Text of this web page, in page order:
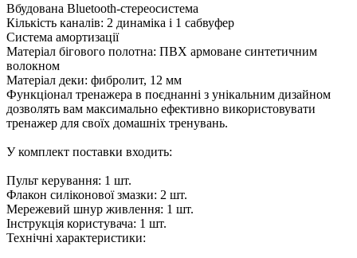
Вбудована Bluetooth-стереосистема
Кількість каналів: 2 динаміка і 1 сабвуфер
Система амортизації
Матеріал бігового полотна: ПВХ армоване синтетичним
волокном
Матеріал деки: фибролит, 12 мм
Функціонал тренажера в поєднанні з унікальним дизайном
дозволять вам максимально ефективно використовувати
тренажер для своїх домашніх тренувань.
У комплект поставки входить:
Пульт керування: 1 шт.
Флакон силіконової змазки: 2 шт.
Мережевий шнур живлення: 1 шт.
Інструкція користувача: 1 шт.
Технічні характеристики: